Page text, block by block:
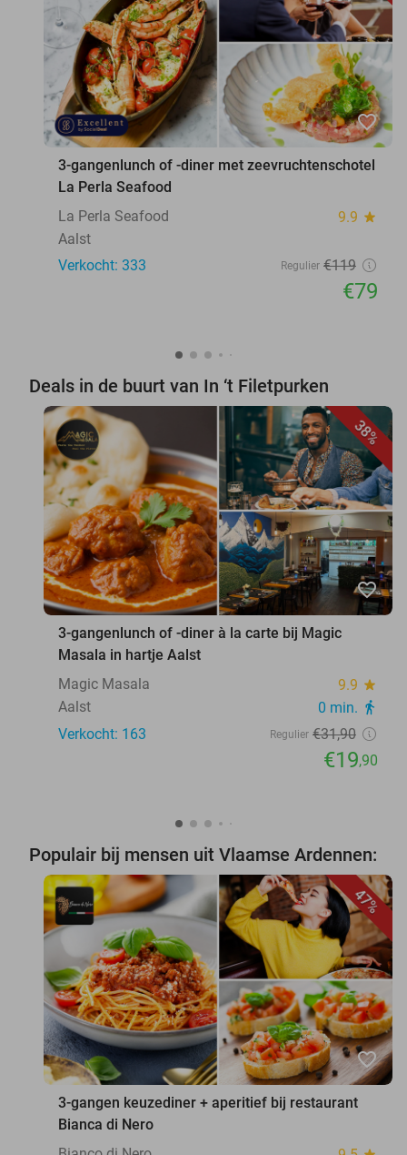
favorite_border
3-gangenlunch of -diner met zeevruchtenschotel
La Perla Seafood
La Perla Seafood
9.9 star
Aalst
Verkocht: 333
Regulier €119
€79
Deals in de buurt van In ‘t Filetpurken
38%
favorite_border
3-gangenlunch of -diner à la carte bij Magic
Masala in hartje Aalst
Magic Masala
9.9 star
Aalst 0 min. directions_walk
Verkocht: 163 Regulier €31,90
€19,90
Populair bij mensen uit Vlaamse Ardennen:
47%
favorite_border
3-gangen keuzediner + aperitief bij restaurant
Bianca di Nero